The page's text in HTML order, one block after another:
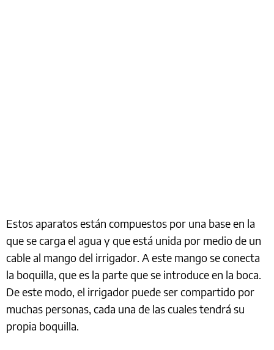
Estos aparatos están compuestos por una base en la
que se carga el agua y que está unida por medio de un
cable al mango del irrigador. A este mango se conecta
la boquilla, que es la parte que se introduce en la boca.
De este modo, el irrigador puede ser compartido por
muchas personas, cada una de las cuales tendrá su
propia boquilla.